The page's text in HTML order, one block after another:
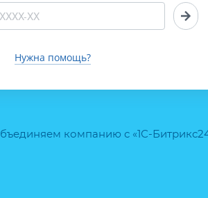
компанию с «1С-
Нужна помощь?